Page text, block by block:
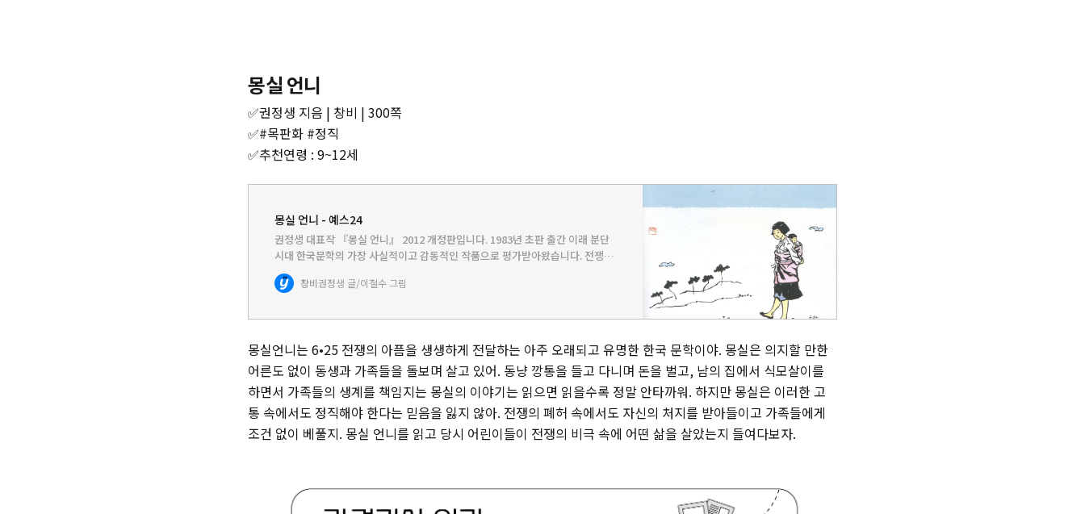
‌몽실 언니
✅권정생 지음 | 창비 | 300쪽‌
‌✅#목판화 #정직
‌✅추천연령 : 9~12세
몽실 언니 - 예스24
권정생 대표작 『몽실 언니』 2012 개정판입니다. 1983년 초판 출간 이래 분단
시대 한국문학의 가장 사실적이고 감동적인 작품으로 평가받아왔습니다. 전쟁과
가난으로 얼룩진 세상에서 부모를 잃고 동생들을 돌보면서도 끝내 좌절하지 않고
꿋꿋이 삶을 개척한 ’몽실…
창비권정생 글/이철수 그림
몽실언니는 6•25 전쟁의 아픔을 생생하게 전달하는 아주 오래되고 유명한 한국 문학이야. 몽실은 의지할 만한
어른도 없이 동생과 가족들을 돌보며 살고 있어. 동냥 깡통을 들고 다니며 돈을 벌고, 남의 집에서 식모살이를
하면서 가족들의 생계를 책임지는 몽실의 이야기는 읽으면 읽을수록 정말 안타까워. 하지만 몽실은 이러한 고
통 속에서도 정직해야 한다는 믿음을 잃지 않아. 전쟁의 폐허 속에서도 자신의 처지를 받아들이고 가족들에게
조건 없이 베풀지. 몽실 언니를 읽고 당시 어린이들이 전쟁의 비극 속에 어떤 삶을 살았는지 들여다보자.